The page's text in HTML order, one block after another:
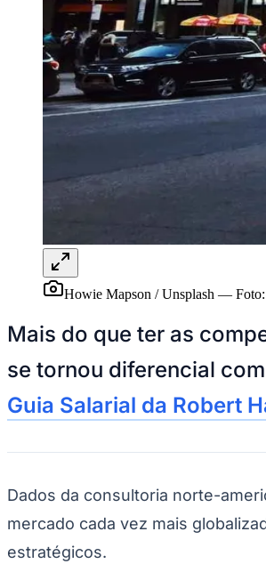
Hub de Negócios
Guia Comercial
Selo Verificado
Portal Educacional
Agenda de Vestibulares
Vagas de Emprego
Concursos
Panorama Econômico
Para Sua Empresa
Verificar EmpresaNovo
Anunciar Vagas
Publicidade Legal
NBA
Fórmula 1
Tênis (ATP)
NHL
Atletismo
NBB
Brasileirão Série B
Copa do Brasil
Howie Mapson / Unsplash — Foto:
Mais do que ter as
se tornou diferencial
Guia Salarial da Robert
Dados da consultoria norte-
mercado cada vez mais
estratégicos.